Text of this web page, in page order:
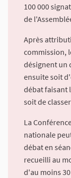
100 000
de
Après
commission,
désignent un
ensuite soit
débat faisant
soit de
La
nationale
débat en
recueilli au
d'au moins